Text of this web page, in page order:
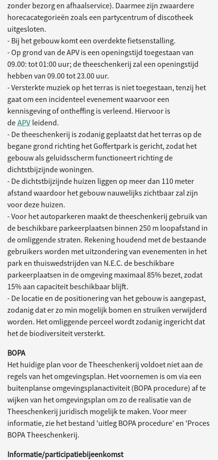
zonder bezorg en afhaalservice). Daarmee zijn zwaardere
horecacategorieën zoals een partycentrum of discotheek
uitgesloten.
- Bij het gebouw komt een overdekte fietsenstalling.
- Op grond van de APV is een openingstijd toegestaan van
09.00: tot 01:00 uur; de theeschenkerij zal een openingstijd
hebben van 09.00 tot 23.00 uur.
- Versterkte muziek op het terras is niet toegestaan, tenzij het
gaat om een incidenteel evenement waarvoor een
kennisgeving of ontheffing is verleend. Hiervoor is
de APV leidend.
- De theeschenkerij is zodanig geplaatst dat het terras op de
begane grond richting het Goffertpark is gericht, zodat het
gebouw als geluidsscherm functioneert richting de
dichtstbijzijnde woningen.
- De dichtstbijzijnde huizen liggen op meer dan 110 meter
afstand waardoor het gebouw nauwelijks zichtbaar zal zijn
voor deze huizen.
- Voor het autoparkeren maakt de theeschenkerij gebruik van
de beschikbare parkeerplaatsen binnen 250 m loopafstand in
de omliggende straten. Rekening houdend met de bestaande
gebruikers worden met uitzondering van evenementen in het
park en thuiswedstrijden van N.E.C. de beschikbare
parkeerplaatsen in de omgeving maximaal 85% bezet, zodat
15% aan capaciteit beschikbaar blijft.
- De locatie en de positionering van het gebouw is aangepast,
zodanig dat er zo min mogelijk bomen en struiken verwijderd
worden. Het omliggende perceel wordt zodanig ingericht dat
het de biodiversiteit versterkt.
BOPA
Het huidige plan voor de Theeschenkerij voldoet niet aan de
regels van het omgevingsplan. Het voornemen is om via een
buitenplanse omgevingsplanactiviteit (BOPA procedure) af te
wijken van het omgevingsplan om zo de realisatie van de
Theeschenkerij juridisch mogelijk te maken. Voor meer
informatie, zie het bestand 'uitleg BOPA procedure' en 'Proces
BOPA Theeschenkerij.
Informatie/participatiebijeenkomst